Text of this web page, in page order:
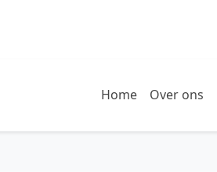
Home Over ons